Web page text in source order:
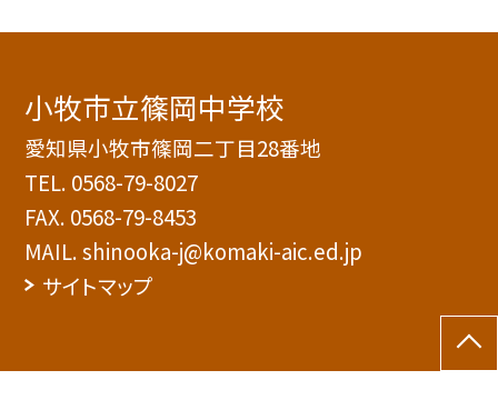
小牧市立篠岡中学校
愛知県小牧市篠岡二丁目28番地
TEL. 0568-79-8027
FAX. 0568-79-8453
MAIL. shinooka-j@komaki-aic.ed.jp
サイトマップ